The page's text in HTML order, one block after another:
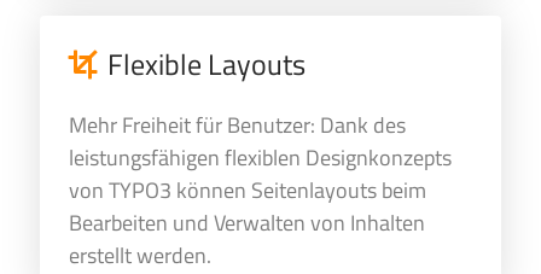
Flexible Layouts
Mehr Freiheit für Benutzer: Dank des
leistungsfähigen flexiblen Designkonzepts
von TYPO3 können Seitenlayouts beim
Bearbeiten und Verwalten von Inhalten
erstellt werden.